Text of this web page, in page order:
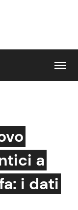
e TV
VIP
a
i dati